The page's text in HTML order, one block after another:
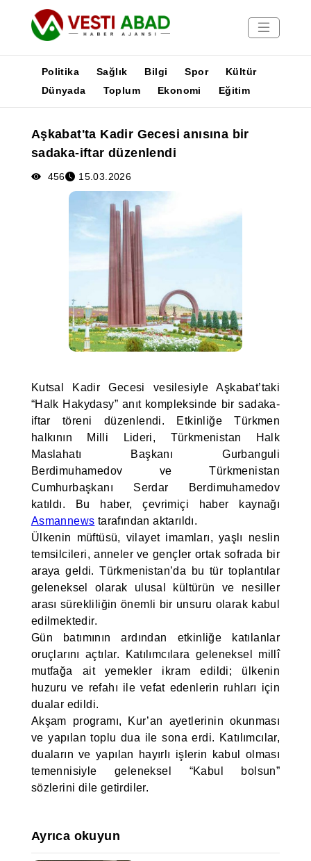
Yayınlar
Medya
Poster
Politika Sağlık Bilgi Spor
Kültür
Dünyada
Toplum Ekonomi Eğitim
Aşkabat'ta Kadir Gecesi anısına bir
sadaka-iftar düzenlendi
456 15.03.2026
Kutsal Kadir Gecesi vesilesiyle Aşkabat’taki
“Halk Hakydasy” anıt kompleksinde bir sadaka-
iftar töreni düzenlendi. Etkinliğe Türkmen
halkının Milli Lideri, Türkmenistan Halk
Maslahatı Başkanı Gurbanguli
Berdimuhamedov ve Türkmenistan
Cumhurbaşkanı Serdar Berdimuhamedov
katıldı. Bu haber, çevrimiçi haber kaynağı
Asmannews tarafından aktarıldı.
Ülkenin müftüsü, vilayet imamları, yaşlı neslin
temsilcileri, anneler ve gençler ortak sofrada bir
araya geldi. Türkmenistan’da bu tür toplantılar
geleneksel olarak ulusal kültürün ve nesiller
arası sürekliliğin önemli bir unsuru olarak kabul
edilmektedir.
Gün batımının ardından etkinliğe katılanlar
oruçlarını açtılar. Katılımcılara geleneksel millî
mutfağa ait yemekler ikram edildi; ülkenin
huzuru ve refahı ile vefat edenlerin ruhları için
dualar edildi.
Akşam programı, Kur’an ayetlerinin okunması
ve yapılan toplu dua ile sona erdi. Katılımcılar,
duaların ve yapılan hayırlı işlerin kabul olması
temennisiyle geleneksel “Kabul bolsun”
sözlerini dile getirdiler.
Ayrıca okuyun